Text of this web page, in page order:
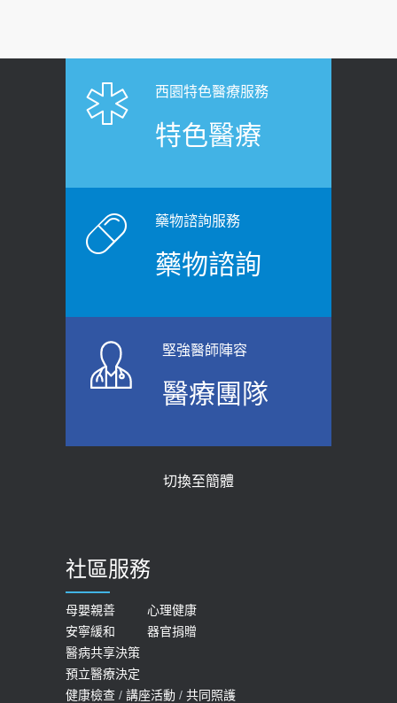
西園特色醫療服務
特色醫療
藥物諮詢服務
藥物諮詢
堅強醫師陣容
醫療團隊
切換至簡體
社區服務
母嬰親善
心理健康
安寧緩和
器官捐贈
醫病共享決策
預立醫療決定
健康檢查 / 講座活動 / 共同照護